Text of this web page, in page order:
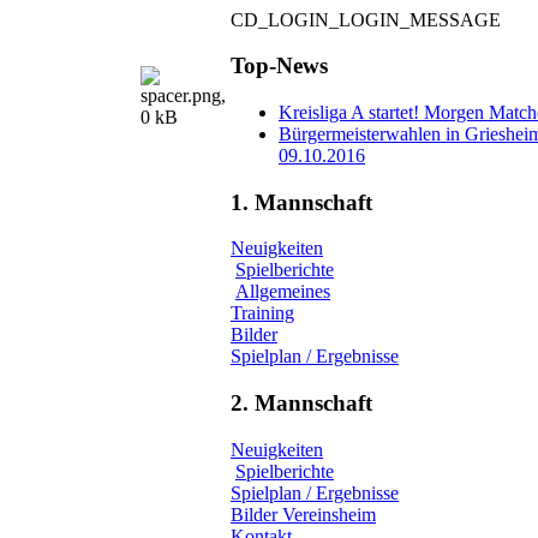
CD_LOGIN_LOGIN_MESSAGE
Top-News
Kreisliga A startet! Morgen
Bürgermeisterwahlen in
09.10.2016
1. Mannschaft
Neuigkeiten
Spielberichte
Allgemeines
Training
Bilder
Spielplan / Ergebnisse
2. Mannschaft
Neuigkeiten
Spielberichte
Spielplan / Ergebnisse
Bilder Vereinsheim